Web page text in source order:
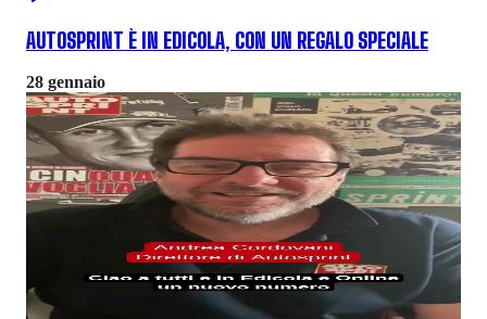
AUTOSPRINT È IN EDICOLA, CON UN REGALO SPECIALE
28 gennaio